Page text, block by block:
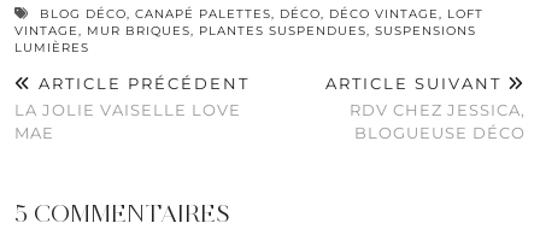
BLOG DÉCO, CANAPÉ PALETTES, DÉCO, DÉCO VINTAGE, LOFT
VINTAGE, MUR BRIQUES, PLANTES SUSPENDUES, SUSPENSIONS
LUMIÈRES
ARTICLE PRÉCÉDENT
LA JOLIE VAISELLE LOVE
MAE
ARTICLE SUIVANT
RDV CHEZ JESSICA,
BLOGUEUSE DÉCO
5 COMMENTAIRES